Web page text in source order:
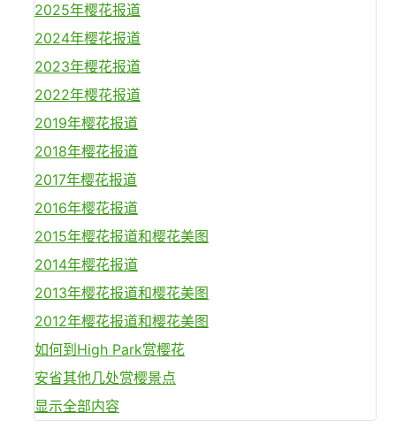
2025年樱花报道
2024年樱花报道
2023年樱花报道
2022年樱花报道
2019年樱花报道
2018年樱花报道
2017年樱花报道
2016年樱花报道
2015年樱花报道和樱花美图
2014年樱花报道
2013年樱花报道和樱花美图
2012年樱花报道和樱花美图
如何到High Park赏樱花
安省其他几处赏樱景点
显示全部内容